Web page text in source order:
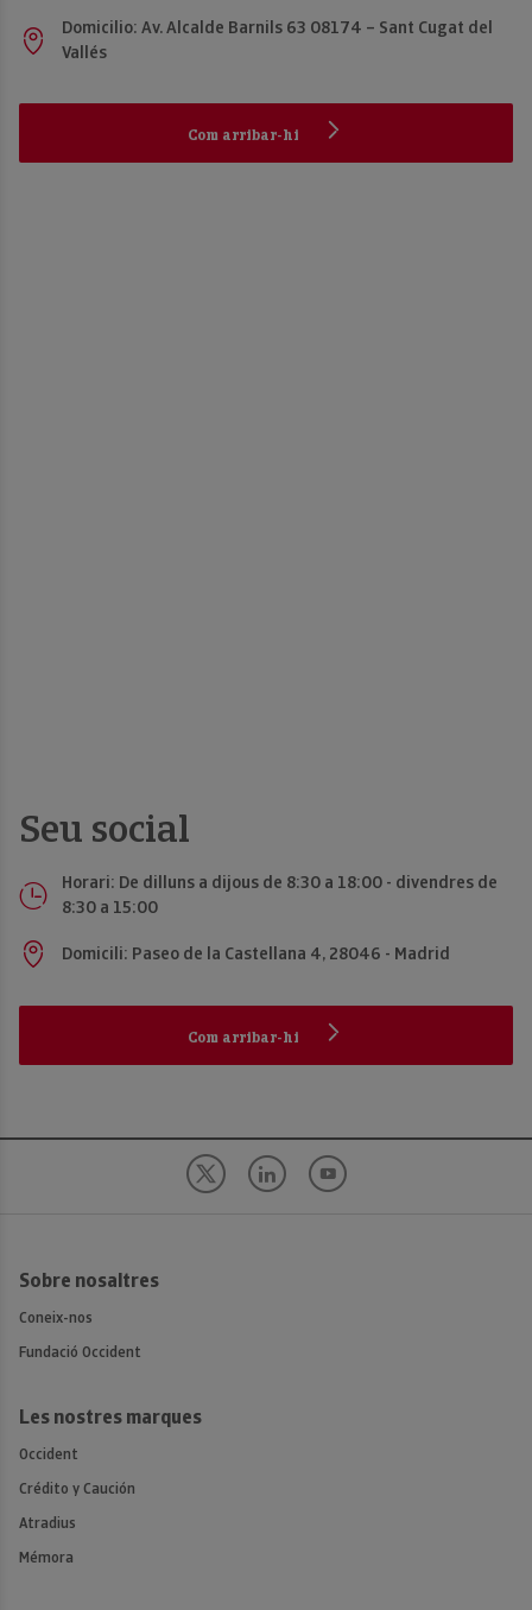
Domicilio: Av. Alcalde Barnils 63 08174 – Sant Cugat del
Vallés
Com arribar-hi
Seu social
Horari: De dilluns a dijous de 8:30 a 18:00 - divendres de
8:30 a 15:00
Domicili: Paseo de la Castellana 4, 28046 - Madrid
Com arribar-hi
Sobre nosaltres
Coneix-nos
Fundació Occident
Les nostres marques
Occident
Crédito y Caución
Atradius
Mémora